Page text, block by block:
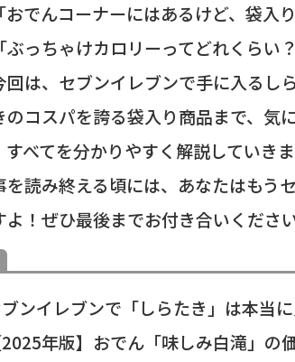
おでんコーナーにはあるけど、袋入
ぶっちゃけカロリーってどれくらい
回は、セブンイレブンで手に入るし
のコスパを誇る袋入り商品まで、気
すべてを分かりやすく解説していきま
を読み終える頃には、あなたはもう
よ！ぜひ最後までお付き合いください
ブンイレブンで「しらたき」は本当
2025年版】おでん「味しみ白滝」の